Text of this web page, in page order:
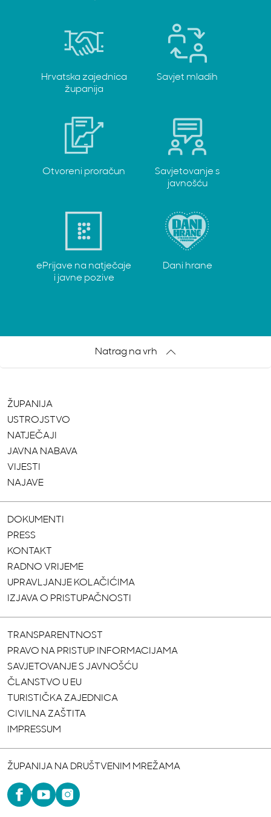
Hrvatska zajednica
županija
Savjet mladih
Otvoreni proračun
Savjetovanje s
javnošću
ePrijave na natječaje
i javne pozive
Dani hrane
Natrag na vrh
ŽUPANIJA
USTROJSTVO
NATJEČAJI
JAVNA NABAVA
VIJESTI
NAJAVE
DOKUMENTI
PRESS
KONTAKT
RADNO VRIJEME
UPRAVLJANJE KOLAČIĆIMA
IZJAVA O PRISTUPAČNOSTI
TRANSPARENTNOST
PRAVO NA PRISTUP INFORMACIJAMA
SAVJETOVANJE S JAVNOŠĆU
ČLANSTVO U EU
TURISTIČKA ZAJEDNICA
CIVILNA ZAŠTITA
IMPRESSUM
ŽUPANIJA NA DRUŠTVENIM MREŽAMA